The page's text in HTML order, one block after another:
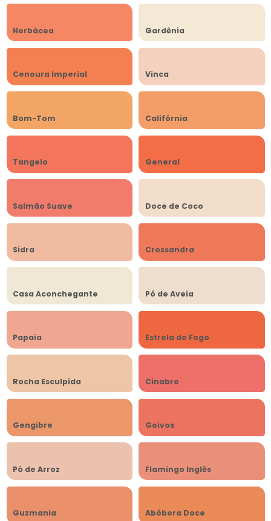
Herbácea Gardênia
Cenoura Imperial Vinca
Bom-Tom Califórnia
Tangelo General
Salmão Suave Doce de Coco
Sidra Crossandra
Casa Aconchegante Pó de Aveia
Papaia Estrela de Fogo
Rocha Esculpida Cinabre
Gengibre Goivos
Pó de Arroz Flamingo Inglês
Guzmania Abóbora Doce